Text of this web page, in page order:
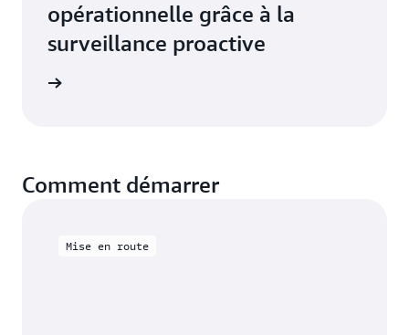
opérationnelle grâce à la
surveillance proactive
Comment démarrer
Mise en route